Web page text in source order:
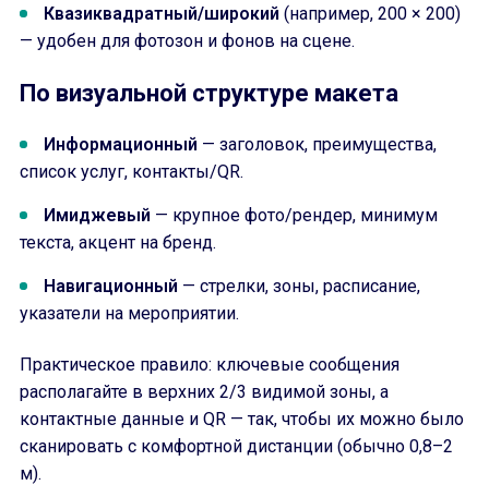
Квазиквадратный/широкий (например, 200 × 200)
— удобен для фотозон и фонов на сцене.
По визуальной структуре макета
Информационный — заголовок, преимущества,
список услуг, контакты/QR.
Имиджевый — крупное фото/рендер, минимум
текста, акцент на бренд.
Навигационный — стрелки, зоны, расписание,
указатели на мероприятии.
Практическое правило: ключевые сообщения
располагайте в верхних 2/3 видимой зоны, а
контактные данные и QR — так, чтобы их можно было
сканировать с комфортной дистанции (обычно 0,8–2
м).